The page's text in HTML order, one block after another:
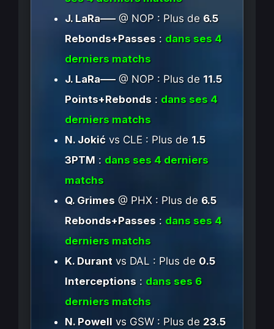
J. LaRa—–@ NOP : Plus de 6.5
Rebonds+Passes : dans ses 4
derniers matchs
J. LaRa—–@ NOP : Plus de 11.5
Points+Rebonds : dans ses 4
derniers matchs
N. Jokić vs CLE : Plus de 1.5
3PTM : dans ses 4 derniers
matchs
Q. Grimes @ PHX : Plus de 6.5
Rebonds+Passes : dans ses 4
derniers matchs
K. Durant vs DAL : Plus de 0.5
Interceptions : dans ses 6
derniers matchs
N. Powell vs GSW : Plus de 23.5